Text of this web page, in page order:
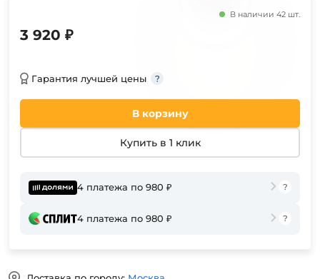
В наличии 42 шт.
3 920 ₽
Гарантия лучшей цены
В корзину
Купить в 1 клик
4 платежа по 980 ₽
4 платежа по 980 ₽